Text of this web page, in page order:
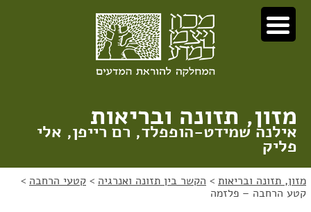
דלג
לתוכן
דלג
לניווט
מזון, תזונה ובריאות
אילנה שמידט-הופפלד, רם רייפן, אלי
פליק
מזון, תזונה ובריאות > הקשר בין תזונה ואנרגיה > קטעי הרחבה >
קטע הרחבה – פלזמה